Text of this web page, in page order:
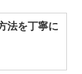
法を丁寧に